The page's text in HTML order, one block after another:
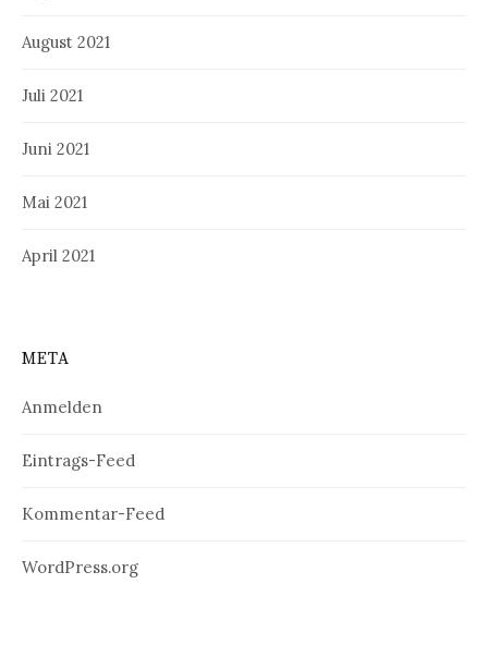
August 2021
Juli 2021
Juni 2021
Mai 2021
April 2021
META
Anmelden
Eintrags-Feed
Kommentar-Feed
WordPress.org